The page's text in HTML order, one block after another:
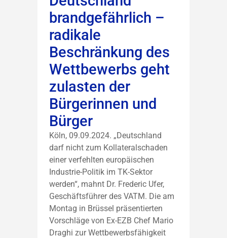
brandgefährlich –
radikale
Beschränkung des
Wettbewerbs geht
zulasten der
Bürgerinnen und
Bürger
Köln, 09.09.2024. „Deutschland
darf nicht zum Kollateralschaden
einer verfehlten europäischen
Industrie-Politik im TK-Sektor
werden“, mahnt Dr. Frederic Ufer,
Geschäftsführer des VATM. Die am
Montag in Brüssel präsentierten
Vorschläge von Ex-EZB Chef Mario
Draghi zur Wettbewerbsfähigkeit